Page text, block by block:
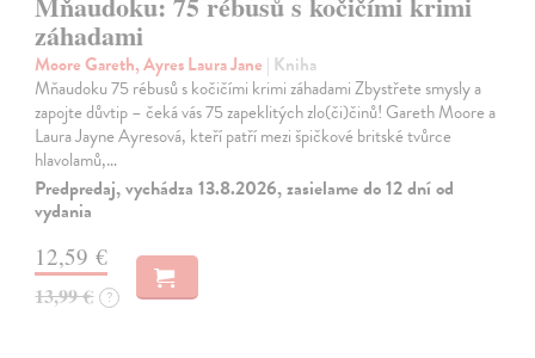
záhadami
Moore Gareth, Ayres Laura Jane | Kniha
Mňaudoku 75 rébusů s kočičími krimi záhadami Zbystřete smysly a
zapojte důvtip – čeká vás 75 zapeklitých zlo(či)činů! Gareth Moore a
Laura Jayne Ayresová, kteří patří mezi špičkové britské tvůrce
hlavolamů,…
Predpredaj, vychádza 13.8.2026, zasielame do 12 dní od
vydania
12,59 €
13,99 € ?